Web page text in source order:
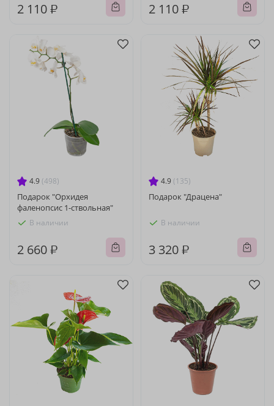
2 110 ₽ 2 110 ₽
4.9 (498)
Подарок "Орхидея
фаленопсис 1-ствольная"
В наличии
2 660 ₽
4.9 (135)
Подарок "Драцена"
В наличии
3 320 ₽